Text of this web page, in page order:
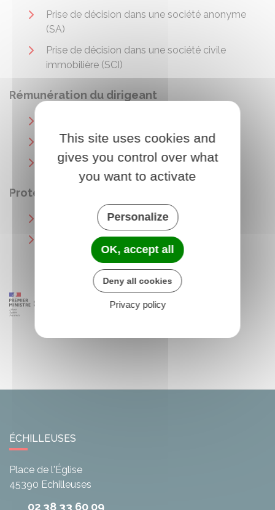
Prise de décision dans une société anonyme
(SA)
Prise de décision dans une société civile
immobilière (SCI)
Rémunération du dirigeant
Revenus d'un entrepreneur individuel
Revenus du dirigeant d'une société
Protection sociale du dirigeant
Régime micro-social
Tout savoir sur la protection sociale de
l'entrepreneur individuel
ÉCHILLEUSES
Place de l'Église
45390 Echilleuses
02 38 33 60 09
This site uses cookies and
gives you control over what
you want to activate
Personalize
OK, accept all
Deny all cookies
Privacy policy